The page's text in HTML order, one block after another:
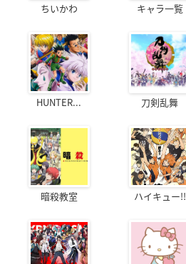
ちいかわ キャラ一覧
HUNTER... 刀剣乱舞
暗殺教室 ハイキュー!!